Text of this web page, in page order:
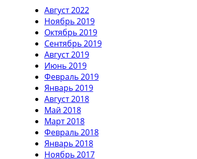
Август 2022
Ноябрь 2019
Октябрь 2019
Сентябрь 2019
Август 2019
Июнь 2019
Февраль 2019
Январь 2019
Август 2018
Май 2018
Март 2018
Февраль 2018
Январь 2018
Ноябрь 2017